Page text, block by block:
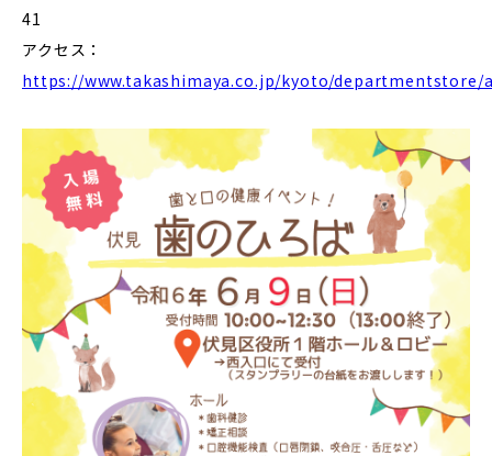
41
アクセス：
https://www.takashimaya.co.jp/kyoto/departmentstore/